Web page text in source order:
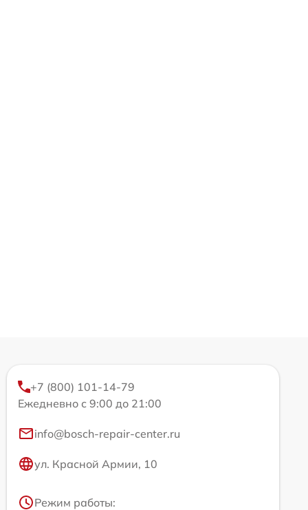
+7 (800) 101-14-79
Ежедневно с 9:00 до 21:00
info@bosch-repair-center.ru
ул. Красной Армии, 10
Режим работы: